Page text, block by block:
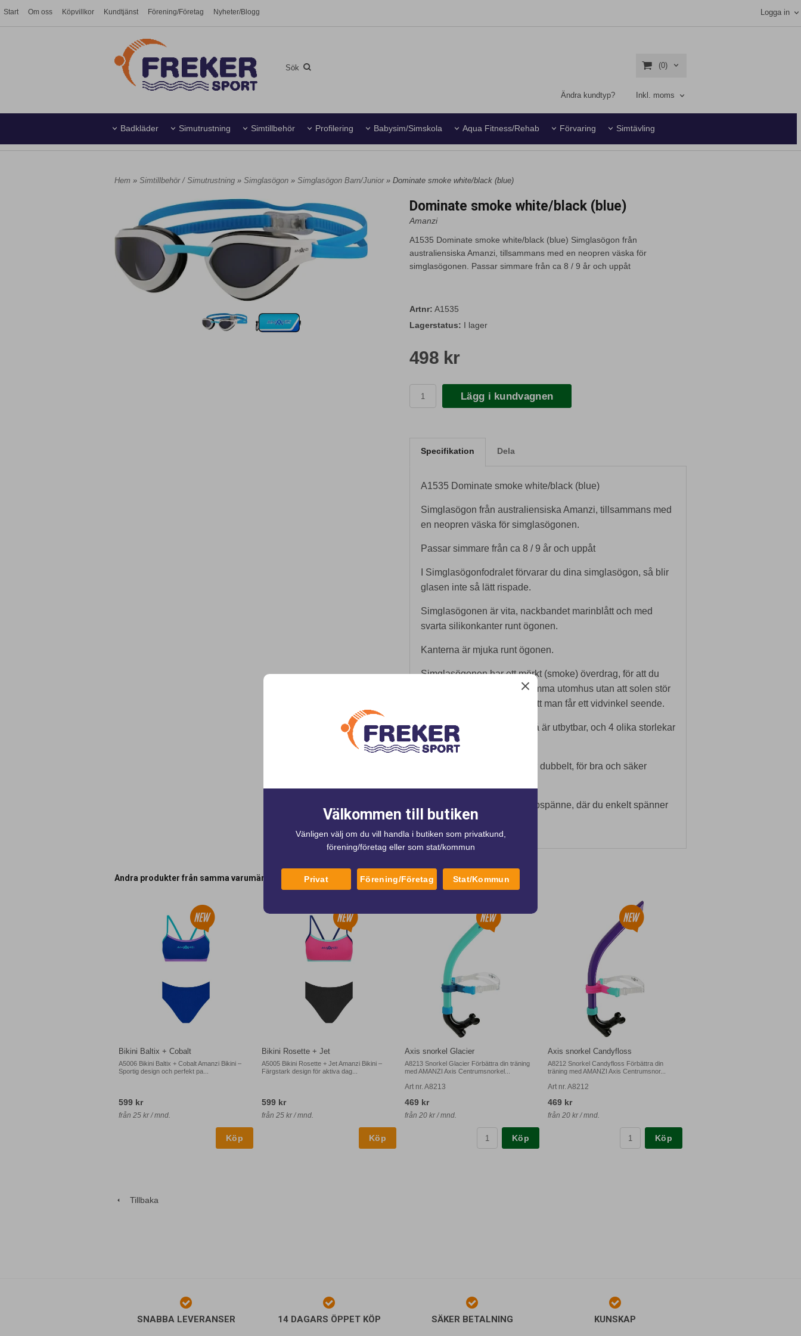
Start Om oss Köpvillkor Kundtjänst Förening/Företag Nyheter/Blogg Logga in
(0)
Ändra kundtyp? Inkl. moms
Badkläder Simutrustning Simtillbehör Profilering Babysim/Simskola Aqua Fitness/Rehab Förvaring Simtävling
Hem » Simtillbehör / Simutrustning » Simglasögon » Simglasögon Barn/Junior » Dominate smoke white/black (blue)
Dominate smoke white/black (blue)
Amanzi
A1535 Dominate smoke white/black (blue) Simglasögon från
australiensiska Amanzi, tillsammans med en neopren väska för
simglasögonen. Passar simmare från ca 8 / 9 år och uppåt
Artnr: A1535
Lagerstatus: I lager
498 kr
Lägg i kundvagnen
Specifikation Dela
A1535 Dominate smoke white/black (blue)
Simglasögon från australiensiska Amanzi, tillsammans med
en neopren väska för simglasögonen.
Passar simmare från ca 8 / 9 år och uppåt
I Simglasögonfodralet förvarar du dina simglasögon, så blir
glasen inte så lätt rispade.
Simglasögonen är vita, nackbandet marinblått och med
svarta silikonkanter runt ögonen.
Kanterna är mjuka runt ögonen.
Simglasögonen har ett mörkt (smoke) överdrag, för att du
enkelt också skall kunna simma utomhus utan att solen stör
dig. Glasen är formade så att man får ett vidvinkel seende.
Näsbryggan som ljusare blå är utbytbar, och 4 olika storlekar
medföljer
Det marinblå nackbandet är dubbelt, för bra och säker
Och i nacken sitter ett snabbspänne, där du enkelt spänner
in eller ut nackbandet.
Andra produkter från samma varumärke
Bikini Baltix + Cobalt
A5006 Bikini Baltix + Cobalt Amanzi Bikini –
Sportig design och perfekt pa...
599 kr
från 25 kr / mnd.
Bikini Rosette + Jet
A5005 Bikini Rosette + Jet Amanzi Bikini –
Färgstark design för aktiva dag...
599 kr
från 25 kr / mnd.
Axis snorkel Glacier
A8213 Snorkel Glacier Förbättra din träning
med AMANZI Axis Centrumsnorkel...
Art nr. A8213
469 kr
från 20 kr / mnd.
Köp
Axis snorkel Candyfloss
A8212 Snorkel Candyfloss Förbättra din
träning med AMANZI Axis Centrumsnor...
Art nr. A8212
469 kr
från 20 kr / mnd.
Köp
Tillbaka
SNABBA LEVERANSER 14 DAGARS ÖPPET KÖP SÄKER BETALNING KUNSKAP
Välkommen till butiken
Vänligen välj om du vill handla i butiken som privatkund,
förening/företag eller som stat/kommun
Privat Förening/Företag Stat/Kommun